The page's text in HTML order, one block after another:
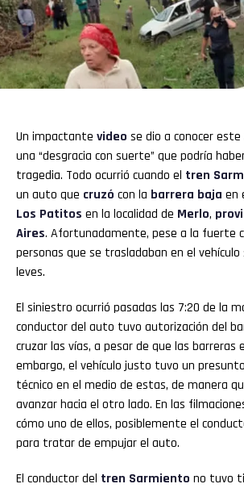
Un impactante video se dio a conocer
una “desgracia con suerte” que podría
tragedia. Todo ocurrió cuando el tren
un auto que cruzó con la barrera baja en
Los Patitos en la localidad de Merlo,
Aires. Afortunadamente, pese a la fuerte
personas que se trasladaban en el
leves.
El siniestro ocurrió pasadas las 7:20 de la
conductor del auto tuvo autorización del
cruzar las vías, a pesar de que las barreras
embargo, el vehículo justo tuvo un
técnico en el medio de estas, de manera
avanzar hacia el otro lado. En las
cómo uno de ellos, posiblemente el
para tratar de empujar el auto.
El conductor del tren Sarmiento no tuvo